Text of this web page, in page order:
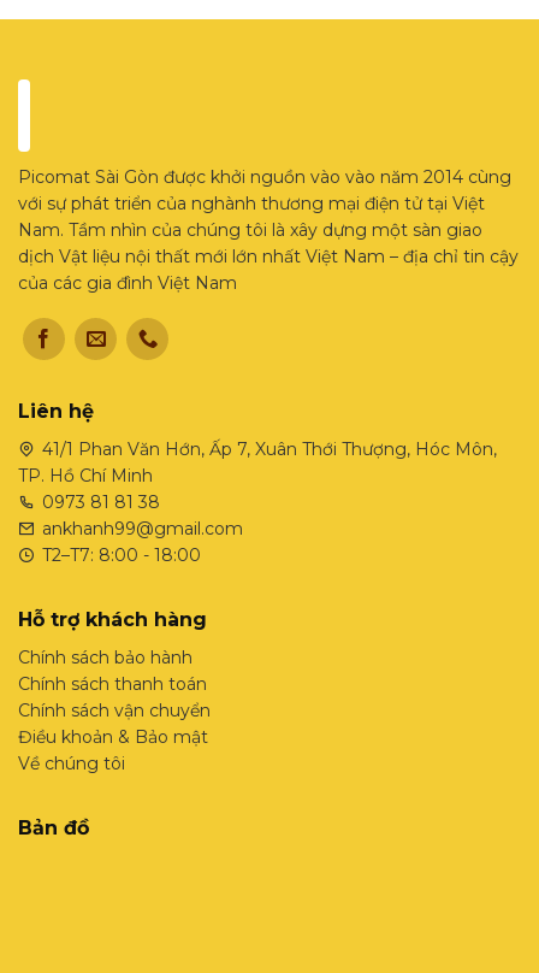
Picomat Sài Gòn được khởi nguồn vào vào năm 2014 cùng
với sự phát triển của nghành thương mại điện tử tại Việt
Nam. Tầm nhìn của chúng tôi là xây dựng một sàn giao
dịch Vật liệu nội thất mới lớn nhất Việt Nam – địa chỉ tin cậy
của các gia đình Việt Nam
Liên hệ
41/1 Phan Văn Hớn, Ấp 7, Xuân Thới Thượng, Hóc Môn,
TP. Hồ Chí Minh
0973 81 81 38
ankhanh99@gmail.com
T2–T7: 8:00 - 18:00
Hỗ trợ khách hàng
Chính sách bảo hành
Chính sách thanh toán
Chính sách vận chuyển
Điều khoản & Bảo mật
Về chúng tôi
Bản đồ